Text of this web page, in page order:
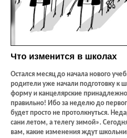
Что изменится в школах
Остался месяц до начала нового
родители уже начали подготовку к
форму и канцелярские
правильно! Ибо за неделю до
будет просто не протолкнуться.
сани летом, а телегу зимой».
вам, какие изменения ждут